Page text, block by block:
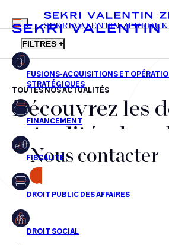
FR EN
MENU
SEKRI VALENTIN ZERROUK
FILTRES +
Fusions-acquisitions et opérations
Financement
Fiscalité
Droit public des affaires
Droit social
TOUTES NOS ACTUALITÉS
Découvrez les
actualités du
nos
transactions,
jour
Nous contacter